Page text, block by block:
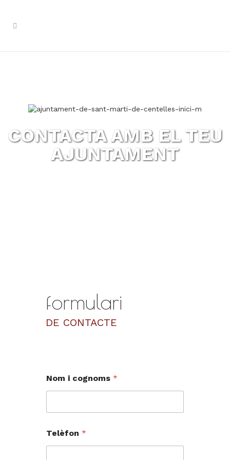
CONTACTA AMB EL TEU
AJUNTAMENT
formulari
DE CONTACTE
Nom i cognoms *
Telèfon *